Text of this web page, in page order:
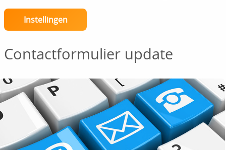
Instellingen
Contactformulier update